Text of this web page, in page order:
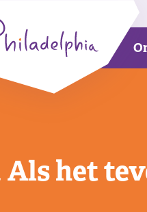
Als het